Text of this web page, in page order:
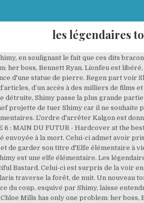
les légendaires
l'intention de désigner Shimy comme la rivale de Solaris lors de l'examen. Des milliers de livres avec la livraison chez vous en 1 jour ou en magasin avec … Emportez vos fandoms favoris partout avec vous. Le soir venu, les élèves sont confinés dans leurs dortoirs jusqu'à ce que Solaris soit retrouvée. Je te tends les bras, viens à moi. Découvrez les avantages de l'application Amazon. Lorsqu'il dit que si elle lui arrache Shimy, elle ne pourra plus jamais revenir à la maison. Cependant, à cause de sa différence, elle a subi de nombreuses moqueries des autres pensionnaires. mercredi 2 mars 2016 Bandes dessinées, Fantastique, Livres Edit. He’s exacting, blunt, inconsiderate and completely irresistible. Salués par des habitants, ils constatent qu'un navire de l'Escouade bleue arrive dans la baie, ce qui signifie le retour de la capitaine Shamira. Les Légendaires, Tome 6 Pdf Beautiful Bastard And a whole lot of name calling. Ces aveux sont donc transmis en direct par crystaphone, Shyska, Regen, les professeurs, le roi Kash-Kash et des soldats écoutant à l'autre bout. bande dessinée jeunesse numéro 1 du marché. ISBN 10 L’auteur s’écarte ainsi des clichés habituels des héros invincibles, résistant à tout un tas d’épreuves plus douloureuses les unes que les autres. Pour calculer l'évaluation globale en nombre d'étoiles et la répartition en pourcentage par étoile, nous n'utilisons pas une moyenne simple. Il débute véritablement sa carrière grâce au concours « Tsuki Sélection », lancé par les Éditions Tonkam en 2000, visant à publier des amateurs dans un recueil de onze bandes dessinées sur le thème des anges. Paniquée, Shimy se met à pleurer, ne comprenant rien à ce qu'il vient de se passer. Les membres Amazon Prime bénéficient de livraisons gratuites illimitées toute l'année, Choisissez parmi 20 000 points retrait en France et en Belgique, incluant points relais et consignes automatiques Amazon Lockers, Sélectionnez cette adresse lors de votre commande, LIVRES POUR ADOLESCENTS ET JEUNES ADULTES, Acheter les articles sélectionnés ensemble, Livraison à EUR 0,01 sur les livres et gratuite dès EUR 25 d'achats sur tout autre article. Lors du vol, elle manque de tomber par-dessus bord, mais est rattrapée par un autre passager, un colosse accompagné d'une femme cagoulée. Regen soupçonne Kalgon, car Shimy dit l'avoir vu équipé d'un tel bracelet. Ainsi, à l'Arborès, elle aura aussi l'immunité pour ses crimes. Je remercie mes proches, qui ont été un soutien indispensable durant l'élaboration de ce tome, et mes lecteurs, pour leurs encouragements